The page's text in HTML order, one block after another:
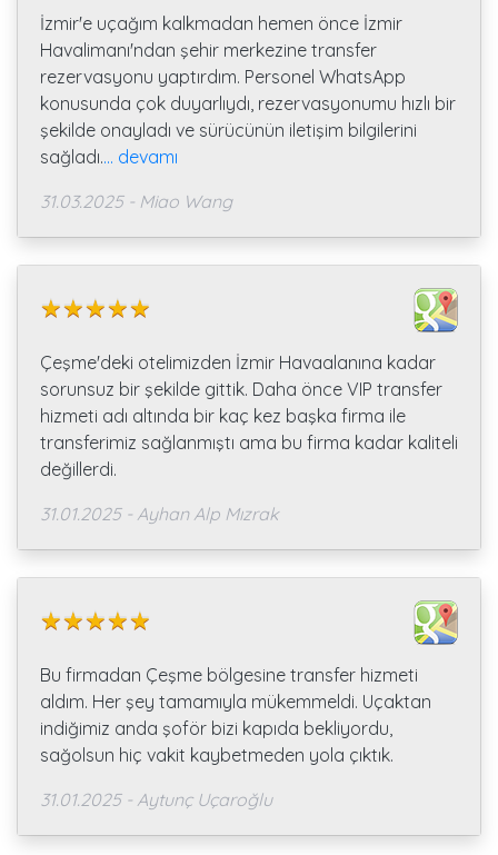
İzmir'e uçağım kalkmadan hemen önce İzmir
Havalimanı'ndan şehir merkezine transfer
rezervasyonu yaptırdım. Personel WhatsApp
konusunda çok duyarlıydı, rezervasyonumu hızlı bir
şekilde onayladı ve sürücünün iletişim bilgilerini
sağladı.... devamı
31.03.2025 - Miao Wang
Çeşme'deki otelimizden İzmir Havaalanına kadar
sorunsuz bir şekilde gittik. Daha önce VIP transfer
hizmeti adı altında bir kaç kez başka firma ile
transferimiz sağlanmıştı ama bu firma kadar kaliteli
değillerdi.
31.01.2025 - Ayhan Alp Mızrak
Bu firmadan Çeşme bölgesine transfer hizmeti
aldım. Her şey tamamıyla mükemmeldi. Uçaktan
indiğimiz anda şoför bizi kapıda bekliyordu,
sağolsun hiç vakit kaybetmeden yola çıktık.
31.01.2025 - Aytunç Uçaroğlu